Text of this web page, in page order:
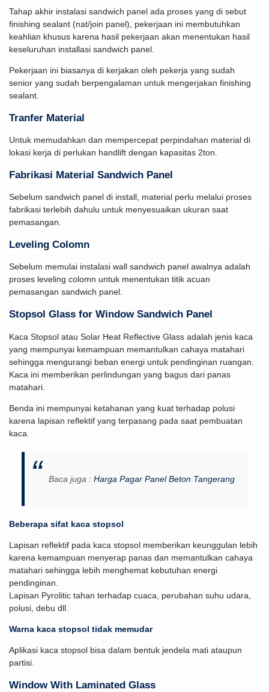
Tahap akhir instalasi sandwich panel ada proses yang di sebut
finishing sealant (nat/join panel), pekerjaan ini membutuhkan
keahlian khusus karena hasil pekerjaan akan menentukan hasil
keseluruhan installasi sandwich panel.
Pekerjaan ini biasanya di kerjakan oleh pekerja yang sudah
senior yang sudah berpengalaman untuk mengerjakan finishing
sealant.
Tranfer Material
Untuk memudahkan dan mempercepat perpindahan material di
lokasi kerja di perlukan handlift dengan kapasitas 2ton.
Fabrikasi Material Sandwich Panel
Sebelum sandwich panel di install, material perlu melalui proses
fabrikasi terlebih dahulu untuk menyesuaikan ukuran saat
pemasangan.
Leveling Colomn
Sebelum memulai instalasi wall sandwich panel awalnya adalah
proses leveling colomn untuk menentukan titik acuan
pemasangan sandwich panel.
Stopsol Glass for Window Sandwich Panel
Kaca Stopsol atau Solar Heat Reflective Glass adalah jenis kaca
yang mempunyai kemampuan memantulkan cahaya matahari
sehingga mengurangi beban energi untuk pendinginan ruangan.
Kaca ini memberikan perlindungan yang bagus dari panas
matahari.
Benda ini mempunyai ketahanan yang kuat terhadap polusi
karena lapisan reflektif yang terpasang pada saat pembuatan
kaca.
Baca juga : Harga Pagar Panel Beton Tangerang
Beberapa sifat kaca stopsol
Lapisan reflektif pada kaca stopsol memberikan keunggulan lebih
karena kemampuan menyerap panas dan memantulkan cahaya
matahari sehingga lebih menghemat kebutuhan energi
pendinginan.
Lapisan Pyrolitic tahan terhadap cuaca, perubahan suhu udara,
polusi, debu dll.
Warna kaca stopsol tidak memudar
Aplikasi kaca stopsol bisa dalam bentuk jendela mati ataupun
partisi.
Window With Laminated Glass